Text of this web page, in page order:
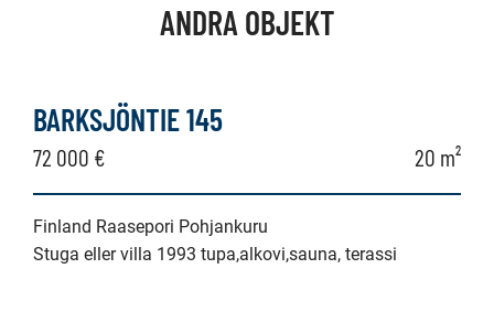
ANDRA OBJEKT
BARKSJÖNTIE 145
72 000 € 20 m²
Finland Raasepori Pohjankuru
Stuga eller villa 1993 tupa,alkovi,sauna, terassi